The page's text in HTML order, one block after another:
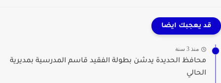
قد يعجبك ايضا
منذ 3 سنة
محافظ الحديدة يدشن بطولة الفقيد قاسم المدرسية بمديرية
الحالي